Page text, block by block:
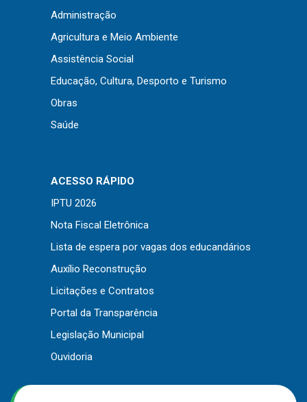
Administração
Agricultura e Meio Ambiente
Assistência Social
Educação, Cultura, Desporto e Turismo
Obras
Saúde
ACESSO RÁPIDO
IPTU 2026
Nota Fiscal Eletrônica
Lista de espera por vagas dos educandários
Auxílio Reconstrução
Licitações e Contratos
Portal da Transparência
Legislação Municipal
Ouvidoria